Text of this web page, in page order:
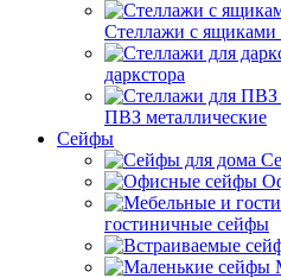
Стеллажи с ящиками
даркстора
ПВЗ металлические
Сейфы
гостиничные сейфы